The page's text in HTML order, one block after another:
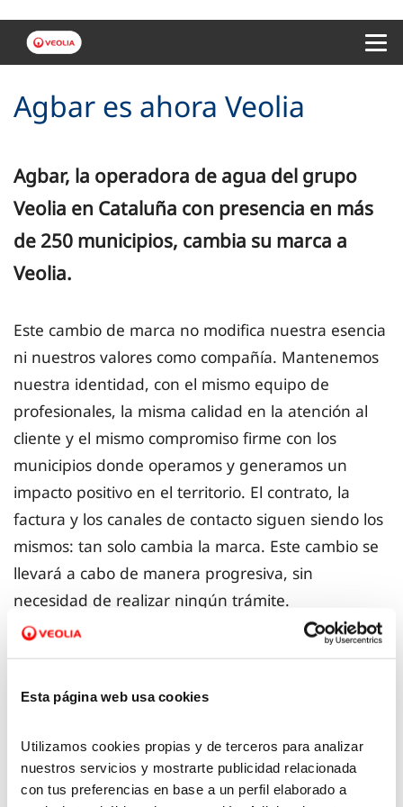
Esta página web usa cookies
Utilizamos cookies propias y de terceros para analizar
nuestros servicios y mostrarte publicidad relacionada
con tus preferencias en base a un perfil elaborado a
Agbar es ahora Veolia
Agbar, la operadora de agua del grupo
Veolia en Cataluña con presencia en más
de 250 municipios, cambia su marca a
Veolia.
Este cambio de marca no modifica nuestra esencia
ni nuestros valores como compañía. Mantenemos
nuestra identidad, con el mismo equipo de
profesionales, la misma calidad en la atención al
cliente y el mismo compromiso firme con los
municipios donde operamos y generamos un
impacto positivo en el territorio. El contrato, la
factura y los canales de contacto siguen siendo los
mismos: tan solo cambia la marca. Este cambio se
llevará a cabo de manera progresiva, sin
necesidad de realizar ningún trámite.
De esta manera, Veolia, líder global en servicios
Cataluña, se consolida como aliado estratégico en
innovadoras y concretas para la gestión sostenible
del agua, un recurso esencial, especialmente ante